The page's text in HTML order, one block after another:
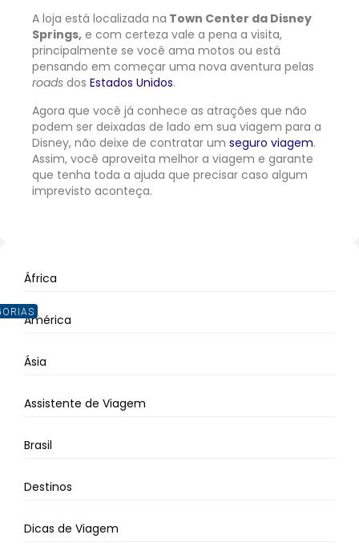
A loja está localizada na Town Center da Disney
Springs, e com certeza vale a pena a visita,
principalmente se você ama motos ou está
pensando em começar uma nova aventura pelas
roads dos Estados Unidos.
Agora que você já conhece as atrações que não
podem ser deixadas de lado em sua viagem para a
Disney, não deixe de contratar um seguro viagem.
Assim, você aproveita melhor a viagem e garante
que tenha toda a ajuda que precisar caso algum
imprevisto aconteça.
África
América
Ásia
Assistente de Viagem
Brasil
Destinos
Dicas de Viagem